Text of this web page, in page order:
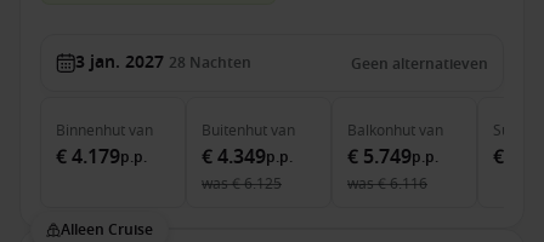
3 jan. 2027 28 Nachten Geen alternatieven
Binnenhutvan
€ 4.179p.p.
Buitenhutvan
€ 4.349p.p.
was€ 6.125
Balkonhutvan
€ 5.749p.p.
was€ 6.116
Suite
€
Alleen Cruise